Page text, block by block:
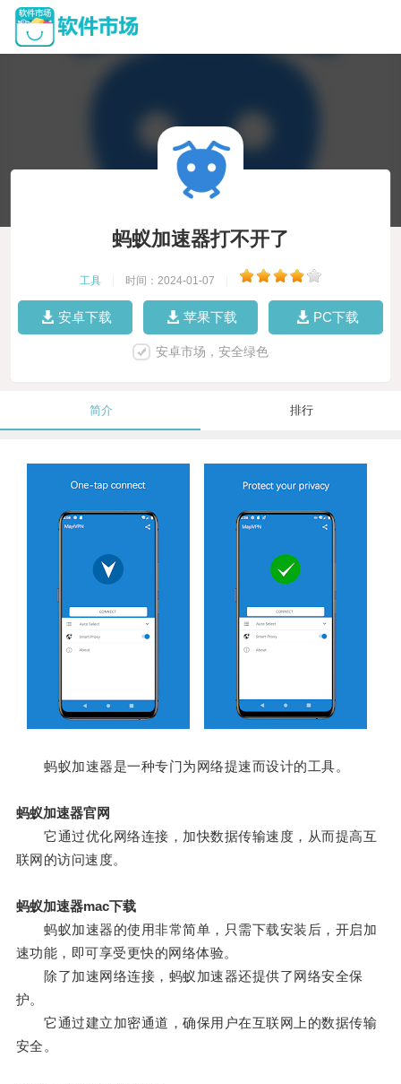
蚂蚁加速器打不开了
工具 时间：2024-01-07
安卓下载 苹果下载 PC下载
安卓市场，安全绿色
简介 排行
蚂蚁加速器是一种专门为网络提速而设计的工具。
蚂蚁加速器官网
它通过优化网络连接，加快数据传输速度，从而提高互
联网的访问速度。
蚂蚁加速器mac下载
蚂蚁加速器的使用非常简单，只需下载安装后，开启加
速功能，即可享受更快的网络体验。
除了加速网络连接，蚂蚁加速器还提供了网络安全保
护。
它通过建立加密通道，确保用户在互联网上的数据传输
安全。